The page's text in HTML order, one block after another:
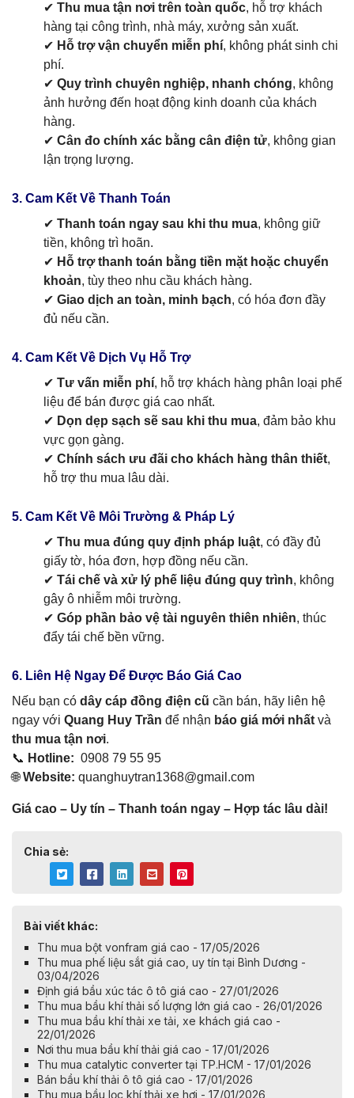
✔ Thu mua tận nơi trên toàn quốc, hỗ trợ khách
hàng tại công trình, nhà máy, xưởng sản xuất.
✔ Hỗ trợ vận chuyển miễn phí, không phát sinh chi
phí.
✔ Quy trình chuyên nghiệp, nhanh chóng, không
ảnh hưởng đến hoạt động kinh doanh của khách
hàng.
✔ Cân đo chính xác bằng cân điện tử, không gian
lận trọng lượng.
3. Cam Kết Về Thanh Toán
✔ Thanh toán ngay sau khi thu mua, không giữ
tiền, không trì hoãn.
✔ Hỗ trợ thanh toán bằng tiền mặt hoặc chuyển
khoản, tùy theo nhu cầu khách hàng.
✔ Giao dịch an toàn, minh bạch, có hóa đơn đầy
đủ nếu cần.
4. Cam Kết Về Dịch Vụ Hỗ Trợ
✔ Tư vấn miễn phí, hỗ trợ khách hàng phân loại phế
liệu để bán được giá cao nhất.
✔ Dọn dẹp sạch sẽ sau khi thu mua, đảm bảo khu
vực gọn gàng.
✔ Chính sách ưu đãi cho khách hàng thân thiết,
hỗ trợ thu mua lâu dài.
5. Cam Kết Về Môi Trường & Pháp Lý
✔ Thu mua đúng quy định pháp luật, có đầy đủ
giấy tờ, hóa đơn, hợp đồng nếu cần.
✔ Tái chế và xử lý phế liệu đúng quy trình, không
gây ô nhiễm môi trường.
✔ Góp phần bảo vệ tài nguyên thiên nhiên, thúc
đẩy tái chế bền vững.
6. Liên Hệ Ngay Để Được Báo Giá Cao
Nếu bạn có dây cáp đồng điện cũ cần bán, hãy liên hệ
ngay với Quang Huy Trần để nhận báo giá mới nhất và
thu mua tận nơi.
📞 Hotline: 0908 79 55 95
🌐Website: quanghuytran1368@gmail.com
Giá cao – Uy tín – Thanh toán ngay – Hợp tác lâu dài!
Chia sẻ:
Bài viết khác:
Thu mua bột vonfram giá cao - 17/05/2026
Thu mua phế liệu sắt giá cao, uy tín tại Bình Dương -
03/04/2026
Định giá bầu xúc tác ô tô giá cao - 27/01/2026
Thu mua bầu khí thải số lượng lớn giá cao - 26/01/2026
Thu mua bầu khí thải xe tải, xe khách giá cao -
22/01/2026
Nơi thu mua bầu khí thải giá cao - 17/01/2026
Thu mua catalytic converter tại TP.HCM - 17/01/2026
Bán bầu khí thải ô tô giá cao - 17/01/2026
Thu mua bầu lọc khí thải xe hơi - 17/01/2026